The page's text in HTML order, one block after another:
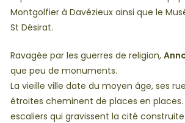
Montgolfier à Davézieux ainsi que le
St Désirat.
Ravagée par les guerres de religion,
que peu de monuments.
La vieille ville date du moyen âge, ses
étroites cheminent de places en places.
escaliers qui gravissent la cité